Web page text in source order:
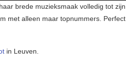
brede muzieksmaak volledig tot zijn
met alleen maar topnummers. Perfect
in Leuven.